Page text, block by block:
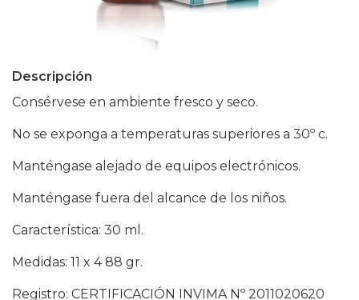
Descripción
Consérvese en ambiente fresco y seco.
No se exponga a temperaturas superiores a 30º c.
Manténgase alejado de equipos electrónicos.
Manténgase fuera del alcance de los niños.
Característica: 30 ml.
Medidas: 11 x 4 88 gr.
Registro: CERTIFICACIÓN INVIMA Nº 2011020620